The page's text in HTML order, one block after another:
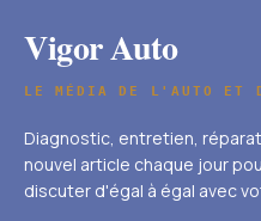
Vigor Auto
LE MÉDIA DE L'AUTO ET
Diagnostic, entretien,
nouvel article chaque jour
discuter d'égal à égal avec